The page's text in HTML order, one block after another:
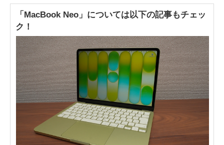
「MacBook Neo」については以下の記事もチェッ
ク！